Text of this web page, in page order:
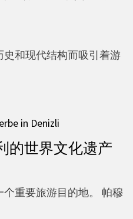
和现代结构而吸引着游
的世界文化遗产
重要旅游目的地。 帕穆